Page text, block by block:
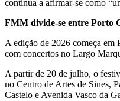
continua a afirmar-se como
FMM divide-se entre Porto
A edição de 2026 começa
com concertos no Largo
A partir de 20 de julho, o
no Centro de Artes de Sines,
Castelo e Avenida Vasco da